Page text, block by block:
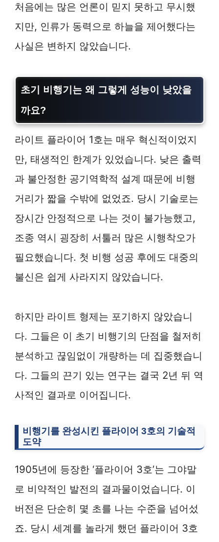
처음에는 많은 언론이 믿지 못하고 무시했
지만, 인류가 동력으로 하늘을 제어했다는
사실은 변하지 않았습니다.
초기 비행기는 왜 그렇게 성능이 낮았을
까요?
라이트 플라이어 1호는 매우 혁신적이었지
만, 태생적인 한계가 있었습니다. 낮은 출력
과 불안정한 공기역학적 설계 때문에 비행
거리가 짧을 수밖에 없었죠. 당시 기술로는
장시간 안정적으로 나는 것이 불가능했고,
조종 역시 굉장히 서툴러 많은 시행착오가
필요했습니다. 첫 비행 성공 후에도 대중의
불신은 쉽게 사라지지 않았습니다.
하지만 라이트 형제는 포기하지 않았습니
다. 그들은 이 초기 비행기의 단점을 철저히
분석하고 끊임없이 개량하는 데 집중했습니
다. 그들의 끈기 있는 연구는 결국 2년 뒤 역
사적인 결과로 이어집니다.
비행기를 완성시킨 플라이어 3호의 기술적
도약
1905년에 등장한 ‘플라이어 3호’는 그야말
로 비약적인 발전의 결과물이었습니다. 이
버전은 단순히 몇 초를 나는 수준을 넘어섰
죠. 당시 세계를 놀라게 했던 플라이어 3호